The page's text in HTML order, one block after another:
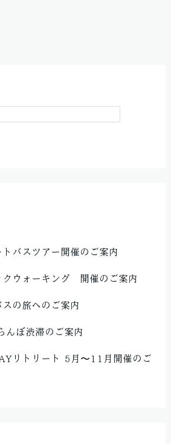
バスツアー開催のご案内
クウォーキング 開催のご案内
の旅へのご案内
ぼ渋滞のご案内
リトリート 5月〜11月開催のご